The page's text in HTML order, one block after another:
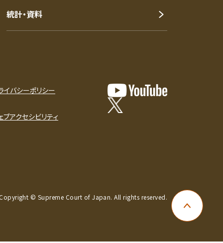
ページ上
統計・資料
イバシーポリシー
ブアクセシビリティ
© Supreme Court of Japan. All rights reserved.